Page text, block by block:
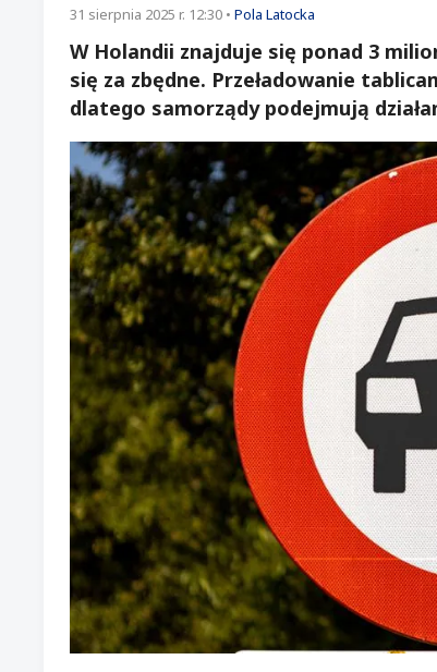
31 sierpnia 2025 r. 12:30 • Pola Latocka
W Holandii znajduje się ponad 3
się za zbędne. Przeładowanie
dlatego samorządy podejmują